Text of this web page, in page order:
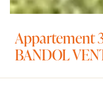
Appartement
BANDOL